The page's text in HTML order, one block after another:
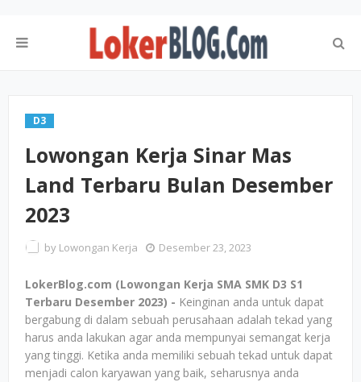
D3
Lowongan Kerja Sinar Mas
Land Terbaru Bulan Desember
2023
by Lowongan Kerja Desember 23, 2023
LokerBlog.com (Lowongan Kerja SMA SMK D3 S1
Terbaru Desember 2023) - Keinginan anda untuk dapat
bergabung di dalam sebuah perusahaan adalah tekad yang
harus anda lakukan agar anda mempunyai semangat kerja
yang tinggi. Ketika anda memiliki sebuah tekad untuk dapat
menjadi calon karyawan yang baik, seharusnya anda